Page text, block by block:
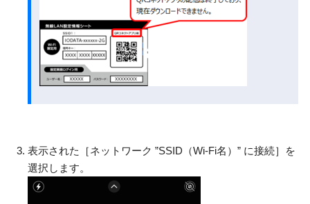
表示された［ネットワーク ”SSID（Wi-Fi名）” に接続］を
選択します。